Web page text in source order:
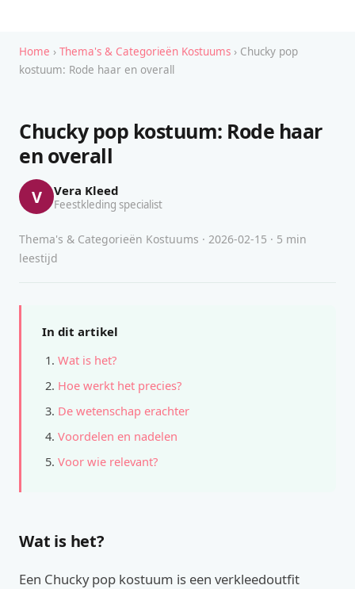
Home › Thema's & Categorieën Kostuums › Chucky pop
kostuum: Rode haar en overall
Chucky pop kostuum: Rode haar
en overall
V Vera Kleed
Feestkleding specialist
Thema's & Categorieën Kostuums · 2026-02-15 · 5 min
leestijd
In dit artikel
Wat is het?
Hoe werkt het precies?
De wetenschap erachter
Voordelen en nadelen
Voor wie relevant?
Wat is het?
Een Chucky pop kostuum is een verkleedoutfit